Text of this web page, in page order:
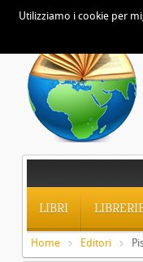
LIBRI
Home Editori
Utilizziamo i cookie per